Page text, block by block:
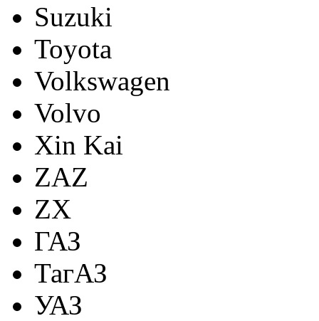
Suzuki
Toyota
Volkswagen
Volvo
Xin Kai
ZAZ
ZX
ГАЗ
ТагАЗ
УАЗ